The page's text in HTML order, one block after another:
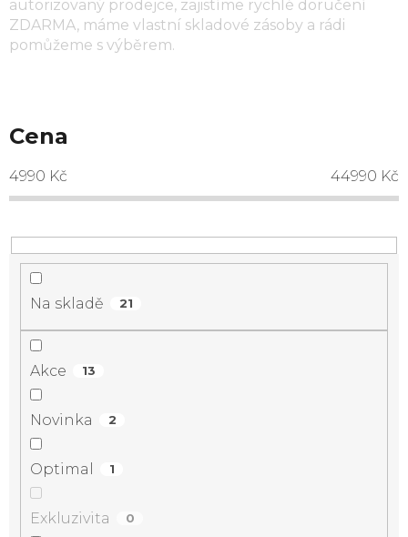
autorizovaný prodejce, zajistíme rychlé doručení
ZDARMA, máme vlastní skladové zásoby a rádi
pomůžeme s výběrem.
Cena
4990 Kč 44990 Kč
Na skladě 21
Akce 13
Novinka 2
Optimal 1
Exkluzivita 0